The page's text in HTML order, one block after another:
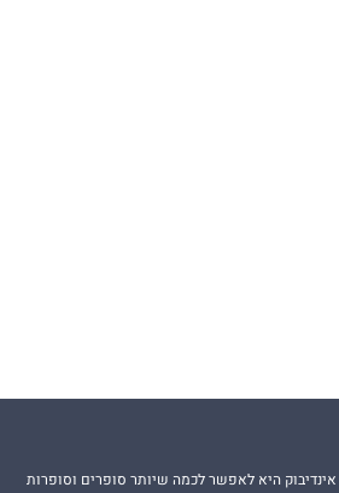
היא לאפשר לכמה שיותר סופרים וסופרות